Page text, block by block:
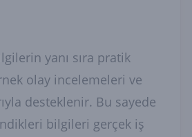
yanı sıra pratik
olay incelemeleri ve
desteklenir. Bu sayede
bilgileri gerçek iş